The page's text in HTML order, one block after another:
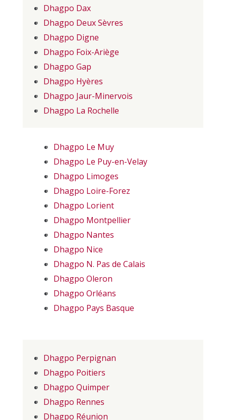
Dhagpo Dax
Dhagpo Deux Sèvres
Dhagpo Digne
Dhagpo Foix-Ariège
Dhagpo Gap
Dhagpo Hyères
Dhagpo Jaur-Minervois
Dhagpo La Rochelle
Dhagpo Le Muy
Dhagpo Le Puy-en-Velay
Dhagpo Limoges
Dhagpo Loire-Forez
Dhagpo Lorient
Dhagpo Montpellier
Dhagpo Nantes
Dhagpo Nice
Dhagpo N. Pas de Calais
Dhagpo Oleron
Dhagpo Orléans
Dhagpo Pays Basque
Dhagpo Perpignan
Dhagpo Poitiers
Dhagpo Quimper
Dhagpo Rennes
Dhagpo Réunion